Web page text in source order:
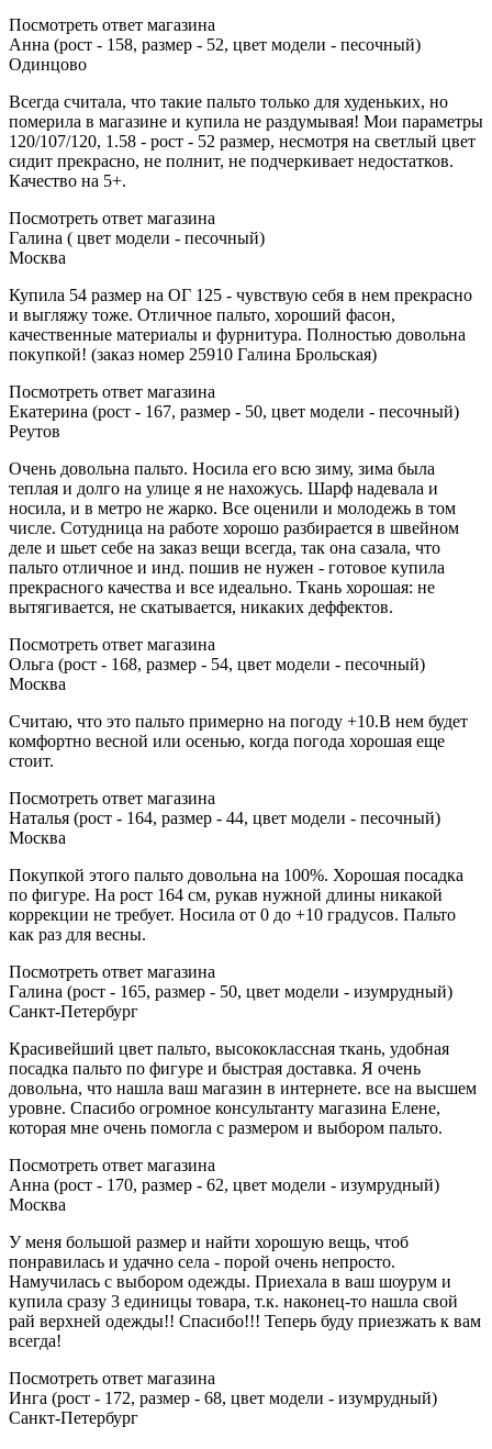
Посмотреть ответ магазина
Анна (рост - 158, размер - 52, цвет модели - песочный)
Одинцово
Всегда считала, что такие пальто только для худеньких, но
померила в магазине и купила не раздумывая! Мои параметры
120/107/120, 1.58 - рост - 52 размер, несмотря на светлый цвет
сидит прекрасно, не полнит, не подчеркивает недостатков.
Качество на 5+.
Посмотреть ответ магазина
Галина ( цвет модели - песочный)
Москва
Купила 54 размер на ОГ 125 - чувствую себя в нем прекрасно
и выгляжу тоже. Отличное пальто, хороший фасон,
качественные материалы и фурнитура. Полностью довольна
покупкой! (заказ номер 25910 Галина Брольская)
Посмотреть ответ магазина
Екатерина (рост - 167, размер - 50, цвет модели - песочный)
Реутов
Очень довольна пальто. Носила его всю зиму, зима была
теплая и долго на улице я не нахожусь. Шарф надевала и
носила, и в метро не жарко. Все оценили и молодежь в том
числе. Сотудница на работе хорошо разбирается в швейном
деле и шьет себе на заказ вещи всегда, так она сазала, что
пальто отличное и инд. пошив не нужен - готовое купила
прекрасного качества и все идеально. Ткань хорошая: не
вытягивается, не скатывается, никаких деффектов.
Посмотреть ответ магазина
Ольга (рост - 168, размер - 54, цвет модели - песочный)
Москва
Считаю, что это пальто примерно на погоду +10.В нем будет
комфортно весной или осенью, когда погода хорошая еще
стоит.
Посмотреть ответ магазина
Наталья (рост - 164, размер - 44, цвет модели - песочный)
Москва
Покупкой этого пальто довольна на 100%. Хорошая посадка
по фигуре. На рост 164 см, рукав нужной длины никакой
коррекции не требует. Носила от 0 до +10 градусов. Пальто
как раз для весны.
Посмотреть ответ магазина
Галина (рост - 165, размер - 50, цвет модели - изумрудный)
Санкт-Петербург
Красивейший цвет пальто, высококлассная ткань, удобная
посадка пальто по фигуре и быстрая доставка. Я очень
довольна, что нашла ваш магазин в интернете. все на высшем
уровне. Спасибо огромное консультанту магазина Елене,
которая мне очень помогла с размером и выбором пальто.
Посмотреть ответ магазина
Анна (рост - 170, размер - 62, цвет модели - изумрудный)
Москва
У меня большой размер и найти хорошую вещь, чтоб
понравилась и удачно села - порой очень непросто.
Намучилась с выбором одежды. Приехала в ваш шоурум и
купила сразу 3 единицы товара, т.к. наконец-то нашла свой
рай верхней одежды!! Спасибо!!! Теперь буду приезжать к вам
всегда!
Посмотреть ответ магазина
Инга (рост - 172, размер - 68, цвет модели - изумрудный)
Санкт-Петербург